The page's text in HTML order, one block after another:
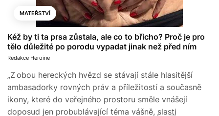
MATEŘSTVÍ
Kéž by ti ta prsa zůstala, ale co to břicho? Proč je pro
tělo důležité po porodu vypadat jinak než před ním
Redakce Heroine
„Z obou hereckých hvězd se stávají stále hlasitější
ambasadorky rovných práv a příležitostí a současně
ikony, které do veřejného prostoru směle vnášejí
doposud jen probublávající téma vášně, slasti